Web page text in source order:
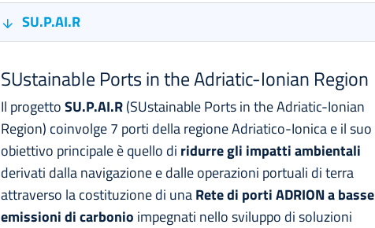
SU.P.AI.R
SUstainable Ports in the Adriatic-Ionian Region
Il progettoSU.P.AI.R(SUstainable Ports in the Adriatic-Ionian
Region) coinvolge 7 porti della regione Adriatico-Ionica e il suo
obiettivo principale è quello di ridurre gli impatti ambientali
derivati dalla navigazione e dalle operazioni portuali di terra
attraverso la costituzione di unaRete di porti ADRION a basse
emissioni di carbonio impegnati nello sviluppo di soluzioni